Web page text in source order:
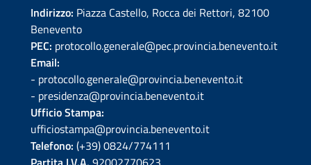
Indirizzo: Piazza Castello, Rocca dei Rettori, 82100
Benevento
PEC: protocollo.generale@pec.provincia.benevento.it
Email:
- protocollo.generale@provincia.benevento.it
- presidenza@provincia.benevento.it
Ufficio Stampa:
ufficiostampa@provincia.benevento.it
Telefono: (+39) 0824/774111